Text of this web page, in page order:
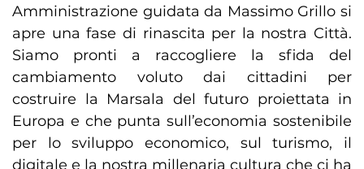
Amministrazione guidata da Massimo Grillo si
apre una fase di rinascita per la nostra Città.
Siamo pronti a raccogliere la sfida del
cambiamento voluto dai cittadini per
costruire la Marsala del futuro proiettata in
Europa e che punta sull’economia sostenibile
per lo sviluppo economico, sul turismo, il
digitale e la nostra millenaria cultura che ci ha